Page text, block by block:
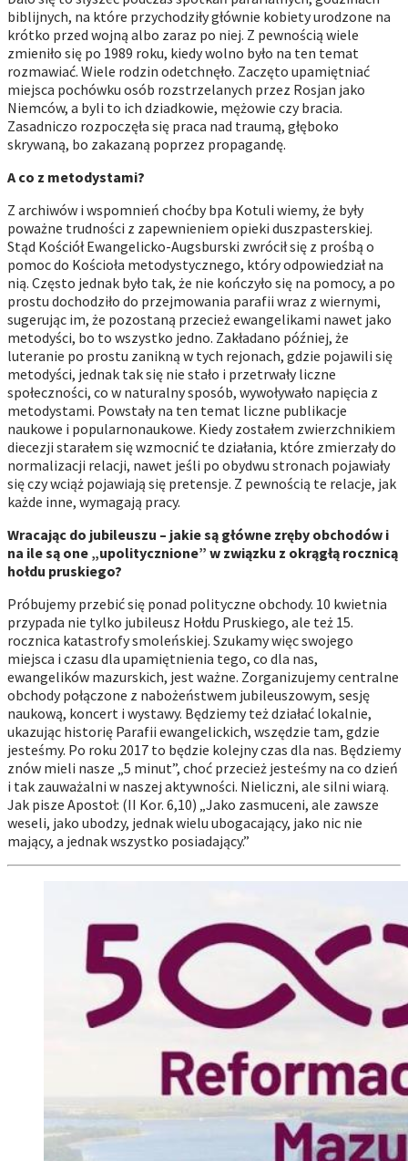
biblijnych, na które przychodziły głównie kobiety urodzone na
krótko przed wojną albo zaraz po niej. Z pewnością wiele
zmieniło się po 1989 roku, kiedy wolno było na ten temat
rozmawiać. Wiele rodzin odetchnęło. Zaczęto upamiętniać
miejsca pochówku osób rozstrzelanych przez Rosjan jako
Niemców, a byli to ich dziadkowie, mężowie czy bracia.
Zasadniczo rozpoczęła się praca nad traumą, głęboko
skrywaną, bo zakazaną poprzez propagandę.
A co z metodystami?
Z archiwów i wspomnień choćby bpa Kotuli wiemy, że były
poważne trudności z zapewnieniem opieki duszpasterskiej.
Stąd Kościół Ewangelicko-Augsburski zwrócił się z prośbą o
pomoc do Kościoła metodystycznego, który odpowiedział na
nią. Często jednak było tak, że nie kończyło się na pomocy, a po
prostu dochodziło do przejmowania parafii wraz z wiernymi,
sugerując im, że pozostaną przecież ewangelikami nawet jako
metodyści, bo to wszystko jedno. Zakładano później, że
luteranie po prostu zanikną w tych rejonach, gdzie pojawili się
metodyści, jednak tak się nie stało i przetrwały liczne
społeczności, co w naturalny sposób, wywoływało napięcia z
metodystami. Powstały na ten temat liczne publikacje
naukowe i popularnonaukowe. Kiedy zostałem zwierzchnikiem
diecezji starałem się wzmocnić te działania, które zmierzały do
normalizacji relacji, nawet jeśli po obydwu stronach pojawiały
się czy wciąż pojawiają się pretensje. Z pewnością te relacje, jak
każde inne, wymagają pracy.
Wracając do jubileuszu – jakie są główne zręby obchodów i
na ile są one „upolitycznione” w związku z okrągłą rocznicą
hołdu pruskiego?
Próbujemy przebić się ponad polityczne obchody. 10 kwietnia
przypada nie tylko jubileusz Hołdu Pruskiego, ale też 15.
rocznica katastrofy smoleńskiej. Szukamy więc swojego
miejsca i czasu dla upamiętnienia tego, co dla nas,
ewangelików mazurskich, jest ważne. Zorganizujemy centralne
obchody połączone z nabożeństwem jubileuszowym, sesję
naukową, koncert i wystawy. Będziemy też działać lokalnie,
ukazując historię Parafii ewangelickich, wszędzie tam, gdzie
jesteśmy. Po roku 2017 to będzie kolejny czas dla nas. Będziemy
znów mieli nasze „5 minut”, choć przecież jesteśmy na co dzień
i tak zauważalni w naszej aktywności. Nieliczni, ale silni wiarą.
Jak pisze Apostoł: (II Kor. 6,10) „Jako zasmuceni, ale zawsze
weseli, jako ubodzy, jednak wielu ubogacający, jako nic nie
mający, a jednak wszystko posiadający.”